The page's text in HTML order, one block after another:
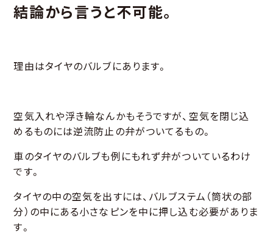
結論から言うと不可能。
理由はタイヤのバルブにあります。
空気入れや浮き輪なんかもそうですが、空気を閉じ込
めるものには逆流防止の弁がついてるもの。
車のタイヤのバルブも例にもれず弁がついているわけ
です。
タイヤの中の空気を出すには、バルブステム（筒状の部
分）の中にある小さなピンを中に押し込む必要がありま
す。